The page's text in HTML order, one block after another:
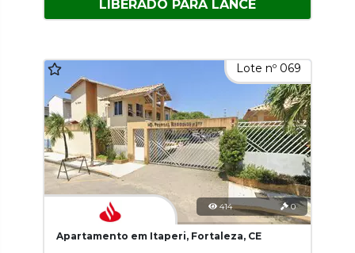
LIBERADO PARA LANCE
Lote nº 069
414 0
Apartamento em Itaperi, Fortaleza, CE